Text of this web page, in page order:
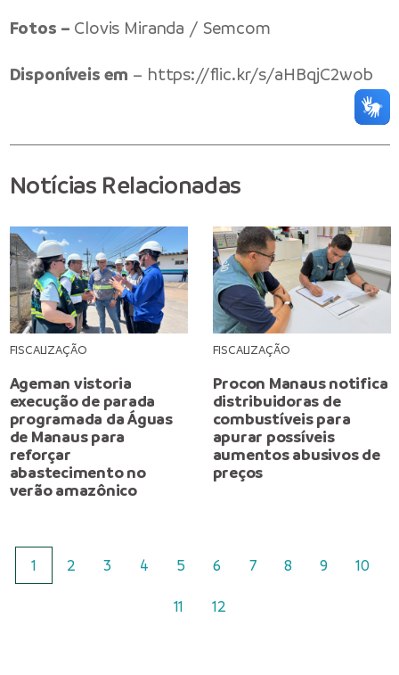
Fotos – Clovis Miranda / Semcom
Disponíveis em – https://flic.kr/s/aHBqjC2wob
Notícias Relacionadas
FISCALIZAÇÃO
Ageman vistoria
execução de parada
programada da Águas
de Manaus para
reforçar
abastecimento no
verão amazônico
FISCALIZAÇÃO
Procon Manaus notifica
distribuidoras de
combustíveis para
apurar possíveis
aumentos abusivos de
preços
1 2 3 4 5 6 7 8 9 10
11 12